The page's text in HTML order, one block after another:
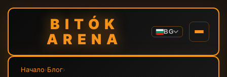
BITÓK
ARENA
BG
Начало›Блог›